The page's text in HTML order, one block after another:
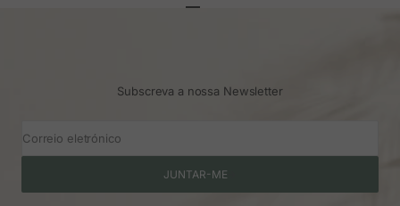
Subscreva a nossa Newsletter
Correio eletrónico
JUNTAR-ME